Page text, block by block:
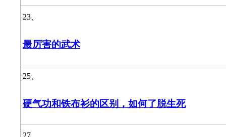
23、
最厉害的武术
25、
硬气功和铁布衫的区别，如何了脱生死
27、